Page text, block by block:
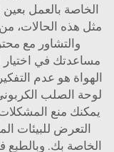
الخاصة بالعمل
مثل هذه الحالات،
والتشاور مع
مساعدتك في اختيار
الهواة هو عدم
لوحة الصلب
يمكنك منع
التعرض للبيئات
الخاصة بك. وبالطبع